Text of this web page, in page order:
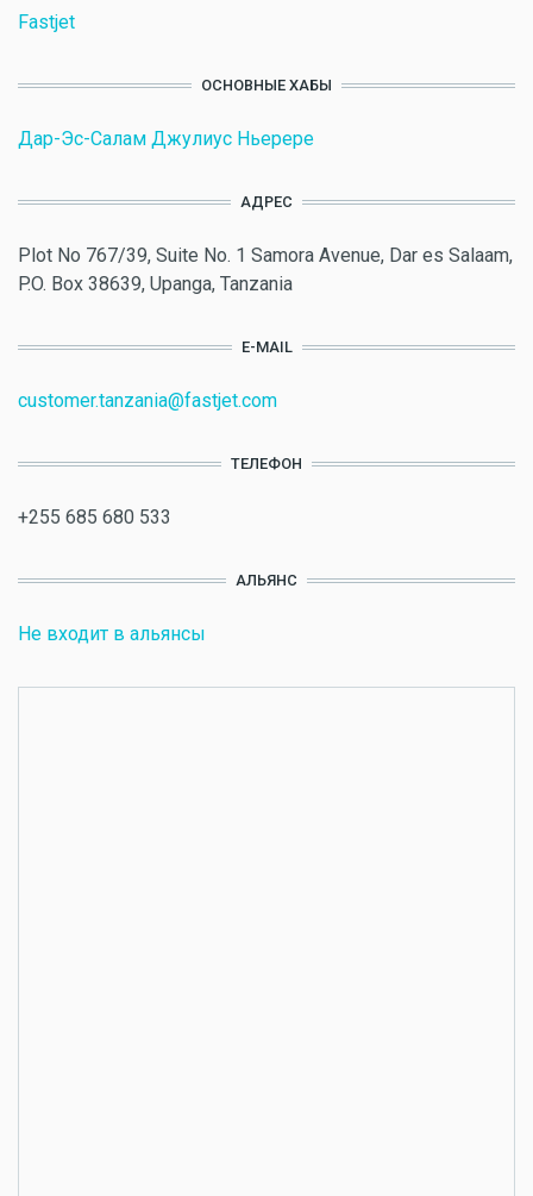
Fastjet
ОСНОВНЫЕ ХАБЫ
Дар-Эс-Салам Джулиус Ньерере
АДРЕС
Plot No 767/39, Suite No. 1 Samora Avenue, Dar es Salaam,
P.O. Box 38639, Upanga, Tanzania
E-MAIL
customer.tanzania@fastjet.com
ТЕЛЕФОН
+255 685 680 533
АЛЬЯНС
Не входит в альянсы